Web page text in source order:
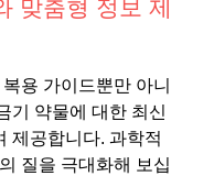
용 가이드뿐만 아니
기 약물에 대한 최신
제공합니다. 과학적
질을 극대화해 보십